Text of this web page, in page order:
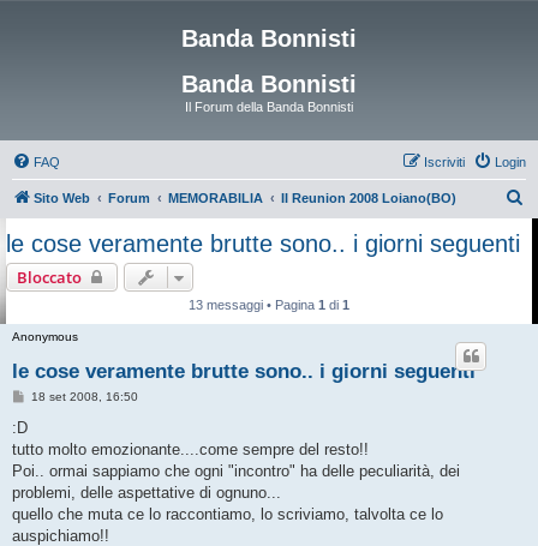
Banda Bonnisti
Banda Bonnisti
Il Forum della Banda Bonnisti
FAQ Login
Iscriviti
Sito Web Forum MEMORABILIA II Reunion 2008 Loiano(BO)
le cose veramente brutte sono.. i giorni seguenti
Bloccato
13 messaggi • Pagina 1 di 1
Anonymous
le cose veramente brutte sono.. i giorni seguenti
M
s
a
g
i
o
18 set 2008, 16:50
:D
tutto molto emozionante....come sempre del resto!!
Poi.. ormai sappiamo che ogni "incontro" ha delle peculiarità, dei
problemi, delle aspettative di ognuno...
quello che muta ce lo raccontiamo, lo scriviamo, talvolta ce lo
auspichiamo!!